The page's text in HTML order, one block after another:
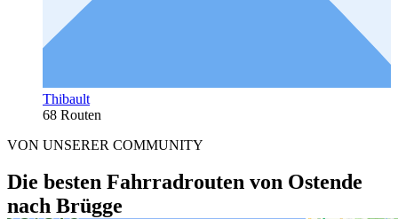
Thibault
68 Routen
VON UNSERER COMMUNITY
Die besten Fahrradrouten von Ostende
nach Brügge